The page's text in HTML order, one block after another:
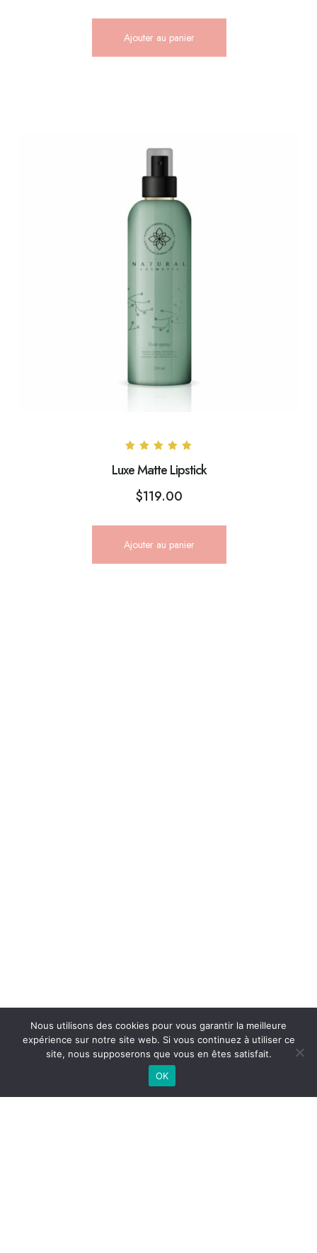
Ajouter au panier
5.00
sur 5
Luxe Matte Lipstick
$119.00
Ajouter au panier
Nous utilisons des cookies pour vous garantir la meilleure
expérience sur notre site web. Si vous continuez à utiliser ce
site, nous supposerons que vous en êtes satisfait.
OK